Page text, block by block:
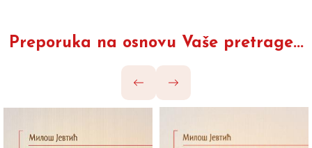
Preporuka na osnovu Vaše pretrage...